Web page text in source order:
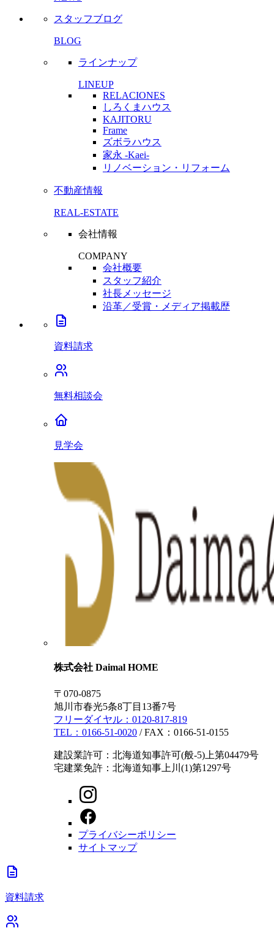
スタッフブログ
BLOG
ラインナップ
LINEUP
RELACIONES
しろくまハウス
KAJITORU
Frame
ズボラハウス
家永 -Kaei-
リノベーション・リフォーム
不動産情報
REAL-ESTATE
会社情報
COMPANY
会社概要
スタッフ紹介
社長メッセージ
沿革／受賞・メディア掲載歴
資料請求
無料相談会
見学会
株式会社 Daimal HOME
〒070-0875
旭川市春光5条8丁目13番7号
フリーダイヤル： 0120-817-819
TEL： 0166-51-0020 / FAX：0166-51-0155
建設業許可：北海道知事許可(般-5)上第04479号
宅建業免許：北海道知事上川(1)第1297号
プライバシーポリシー
サイトマップ
資料請求